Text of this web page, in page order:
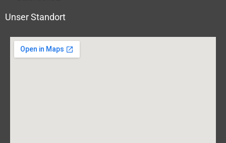
Unser Standort